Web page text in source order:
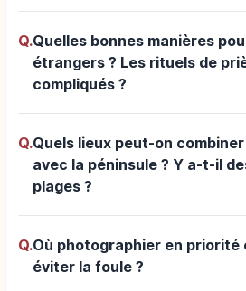
Q.Quelles bonnes manières
étrangers ? Les rituels de
compliqués ?
Q.Quels lieux peut-on
avec la péninsule ? Y a-t-il
plages ?
Q.Où photographier en priorité
éviter la foule ?